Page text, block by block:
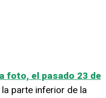
foto, el pasado 23 de
parte inferior de la